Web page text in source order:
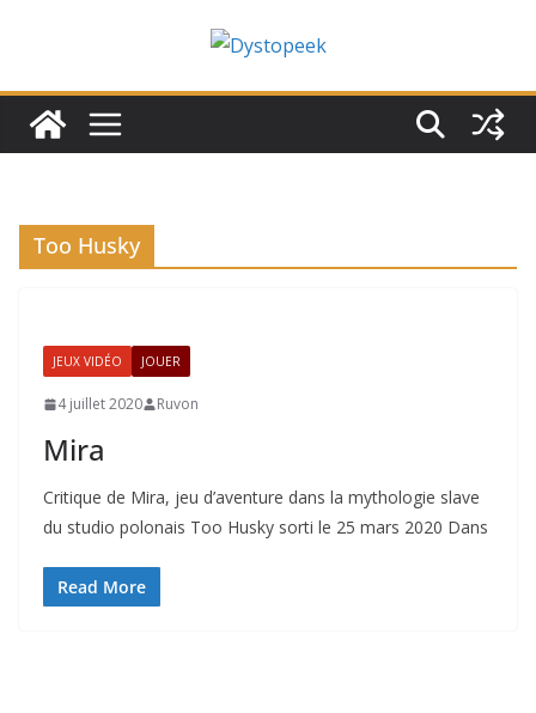
Too Husky
JEUX VIDÉO JOUER
4 juillet 2020 Ruvon
Mira
Critique de Mira, jeu d’aventure dans la mythologie slave
du studio polonais Too Husky sorti le 25 mars 2020 Dans
Read More